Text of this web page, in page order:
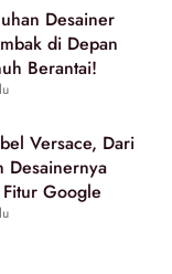
Desainer
di Depan
Berantai!
Versace, Dari
Desainernya
Google